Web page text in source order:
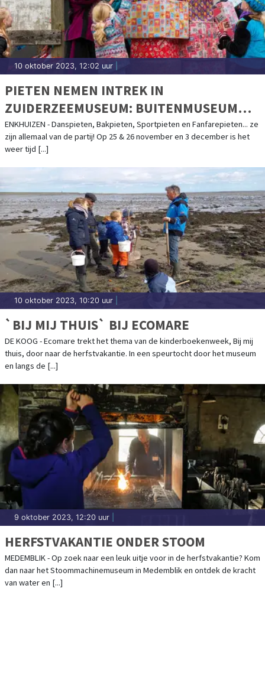
10 oktober 2023, 12:02 uur
PIETEN NEMEN INTREK IN
ZUIDERZEEMUSEUM: BUITENMUSEUM
OMGEDOOPT TOT PIETENDORP
ENKHUIZEN - Danspieten, Bakpieten, Sportpieten en Fanfarepieten... ze
zijn allemaal van de partij! Op 25 & 26 november en 3 december is het
weer tijd [...]
10 oktober 2023, 10:20 uur
`BIJ MIJ THUIS` BIJ ECOMARE
DE KOOG - Ecomare trekt het thema van de kinderboekenweek, Bij mij
thuis, door naar de herfstvakantie. In een speurtocht door het museum
en langs de [...]
9 oktober 2023, 12:20 uur
HERFSTVAKANTIE ONDER STOOM
MEDEMBLIK - Op zoek naar een leuk uitje voor in de herfstvakantie? Kom
dan naar het Stoommachinemuseum in Medemblik en ontdek de kracht
van water en [...]